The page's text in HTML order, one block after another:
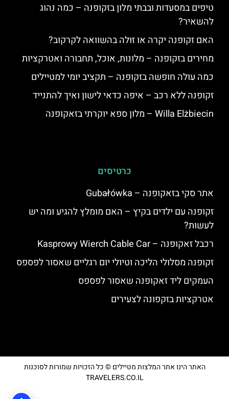
טיפים במסעדות ובבתי מלון בזקופנה – כמה נהוג
להשאיר?
האם זקופנה יקרה או זולה בהשוואה לקרקוב?
מחירים בזקופנה – מלונות, אוכל, תחבורה ואטרקציות
כמה עולה חופשה בזקופנה – תקציב יומי למטיילים
זקופנה ללא רכב – איפה כדאי לישון ואיך להתנייד
Willa Elżbiecin – מלון ספא יוקרתי בזאקופנה
כרטיסים
אתר סקי בזאקופנה – Gubałówka
זקופנה עם ילדים בקיץ – האם מומלץ להגיע ומה יש
לעשות?
רכבל זאקופנה – Kasprowy Wierch Cable Car
זקופנה מסלולי הליכה וטיולי יום רגליים שאסור לפספס
העמקים ליד זאקופנה שאסור לפספס
אטרקציות בזקפונה לצעירים
האתר הינו אתר המלצות מטיילים © כל הזכויות שמורות לסוכנות
TRAVELERS.CO.IL